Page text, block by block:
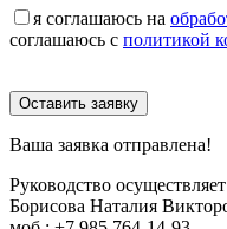
я соглашаюсь на
соглашаюсь с политикой
Оставить заявку
Ваша заявка отправлена!
Руководство осуществляет
Борисова Наталия